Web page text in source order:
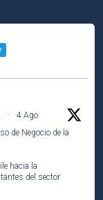
·
4 Ago
de Negocio de la
hacia la
del sector